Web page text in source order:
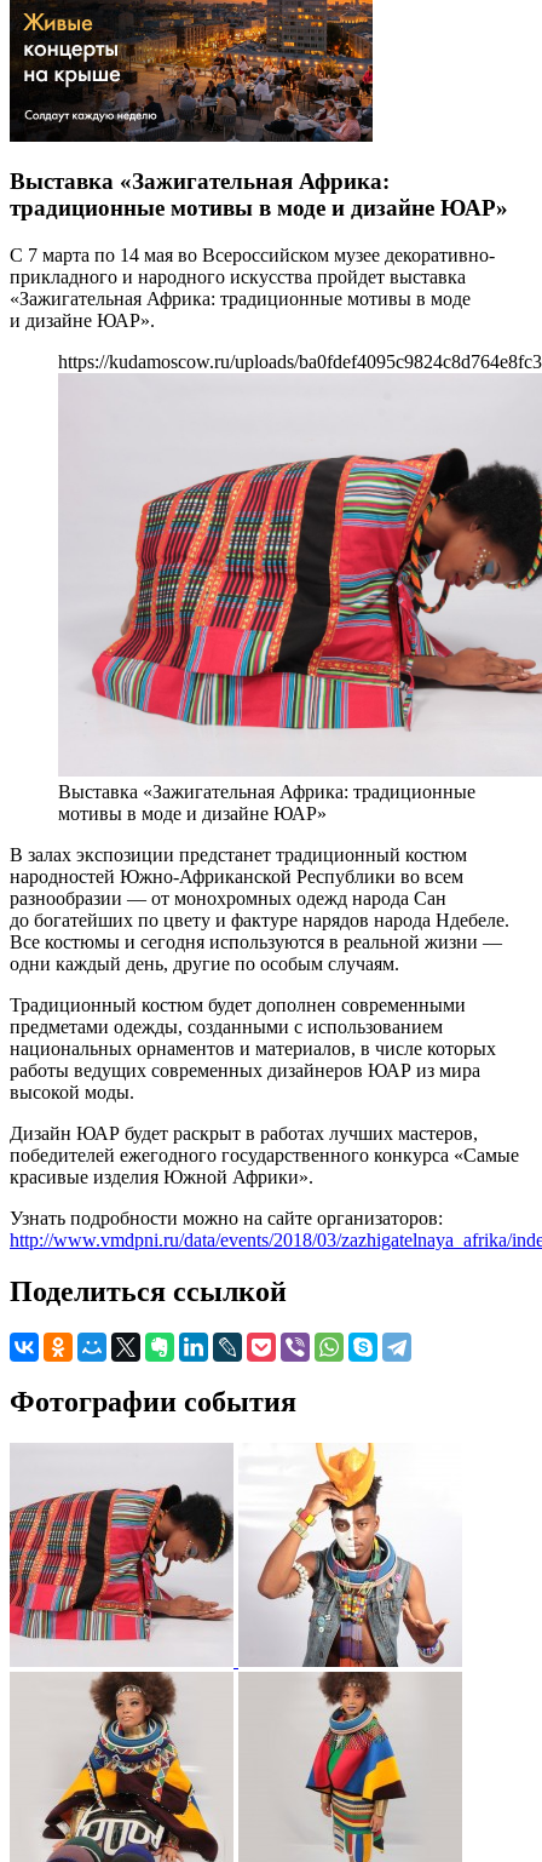
Выставка «Зажигательная Африка:
традиционные мотивы в моде и дизайне ЮАР»
С 7 марта по 14 мая во Всероссийском музее декоративно-
прикладного и народного искусства пройдет выставка
«Зажигательная Африка: традиционные мотивы в моде
и дизайне ЮАР».
https://kudamoscow.ru/uploads/
Выставка «Зажигательная Африка: традиционные
мотивы в моде и дизайне ЮАР»
В залах экспозиции предстанет традиционный костюм
народностей Южно-Африканской Республики во всем
разнообразии — от монохромных одежд народа Сан
до богатейших по цвету и фактуре нарядов народа Ндебеле.
Все костюмы и сегодня используются в реальной жизни —
одни каждый день, другие по особым случаям.
Традиционный костюм будет дополнен современными
предметами одежды, созданными с использованием
национальных орнаментов и материалов, в числе которых
работы ведущих современных дизайнеров ЮАР из мира
высокой моды.
Дизайн ЮАР будет раскрыт в работах лучших мастеров,
победителей ежегодного государственного конкурса «Самые
красивые изделия Южной Африки».
Узнать подробности можно на сайте организаторов:
http://www.vmdpni.ru/data/events/2018/03/zazhigatelnaya_afrika/
Поделиться ссылкой
Фотографии события